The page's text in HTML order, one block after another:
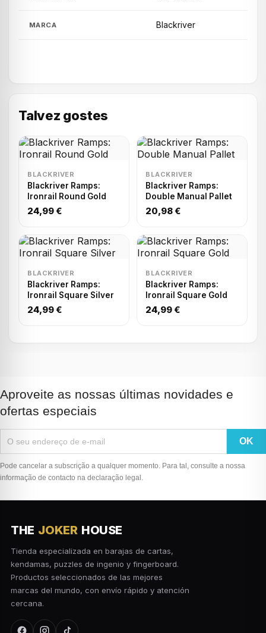
MARCA Blackriver
Talvez gostes
BLACKRIVER
Blackriver Ramps:
Ironrail Round Gold
24,99 €
BLACKRIVER
Blackriver Ramps:
Double Manual Pallet
20,98 €
BLACKRIVER
Blackriver Ramps:
Ironrail Square Silver
24,99 €
BLACKRIVER
Blackriver Ramps:
Ironrail Square Gold
24,99 €
Aproveite as nossas últimas novidades e
ofertas especiais
Pode cancelar a subscrição a qualquer momento. Para tal, consulte a nossa
informação de contacto na declaração legal.
THE JOKER HOUSE
Tienda especializada en barajas de cartas,
kendamas, puzzles de ingenio y fingerboard.
Productos seleccionados de las mejores
marcas del mundo, con envío rápido y atención
cercana.